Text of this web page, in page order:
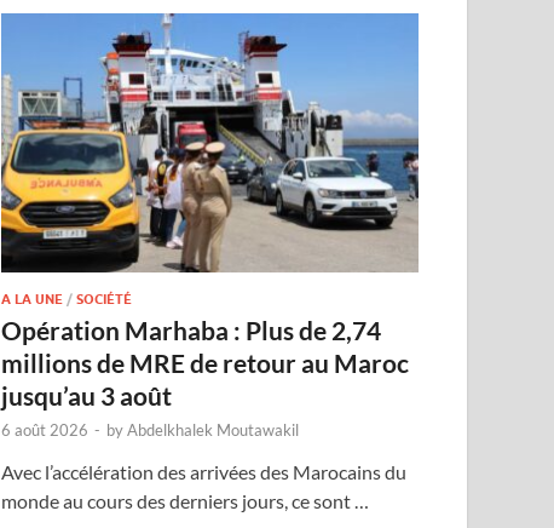
A LA UNE /SOCIÉTÉ
Opération Marhaba : Plus de 2,74
millions de MRE de retour au Maroc
jusqu’au 3 août
6 août 2026 - byAbdelkhalek Moutawakil
Avec l’accélération des arrivées des Marocains du
monde au cours des derniers jours, ce sont …